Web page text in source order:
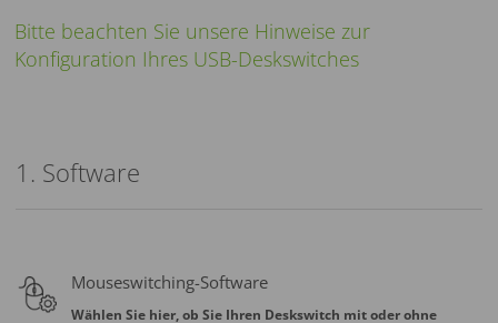
Bitte beachten Sie unsere Hinweise zur
Konfiguration Ihres USB-Deskswitches
1. Software
Mouseswitching-Software
Wählen Sie hier, ob Sie Ihren Deskswitch mit oder ohne